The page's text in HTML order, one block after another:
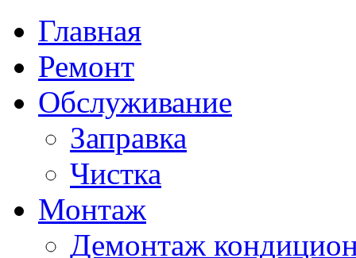
Главная
Ремонт
Обслуживание
Заправка
Чистка
Монтаж
Демонтаж